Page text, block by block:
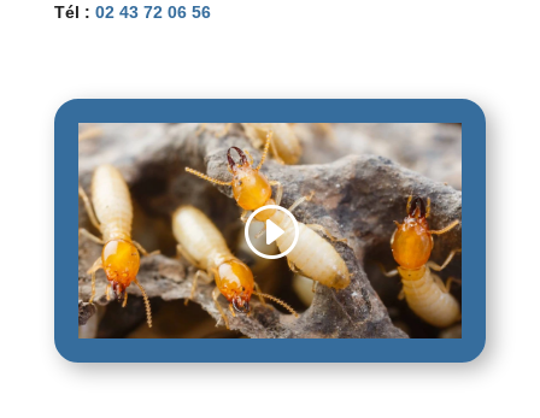
Tél : 02 43 72 06 56